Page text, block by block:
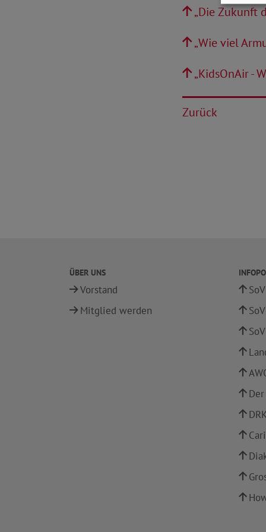
„Die Zukunft
„Wie viel
„KidsOnAir -
Zurück
ÜBER UNS
Vorstand
Mitglied werden
Der